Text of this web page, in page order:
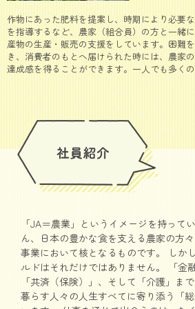
作物にあった肥料を提案し、時期により必要
を指導するなど、農家（組合員）の方と一緒
産物の生産・販売の支援をしています。困難
き、消費者のもとへ届けられた時には、農家
達成感を得ることができます。一人でも多く
「JA＝農業」というイメージを持って
ん、日本の豊かな食を支える農家の方
事業において核となるものです。 しか
ルドはそれだけではありません。 「金
「共済（保険）」、そして「介護」ま
暮らす人々の人生すべてに寄り添う「